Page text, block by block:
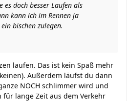
es doch besser Laufen als
kann ich im Rennen ja
bischen zulegen.
laufen. Das ist kein Spaß mehr
Außerdem läufst du dann
NOCH schlimmer wird und
lange Zeit aus dem Verkehr